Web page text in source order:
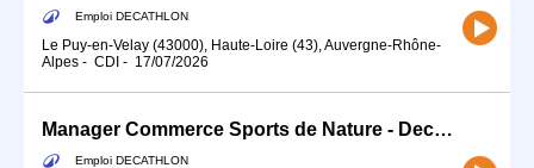
Emploi DECATHLON
Le Puy-en-Velay (43000), Haute-Loire (43), Auvergne-Rhône-
Alpes - CDI - 17/07/2026
Manager Commerce Sports de Nature - Decathlon Bouc Bel Air
Emploi DECATHLON